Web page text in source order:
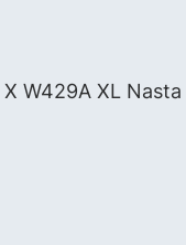
W429A XL Nasta